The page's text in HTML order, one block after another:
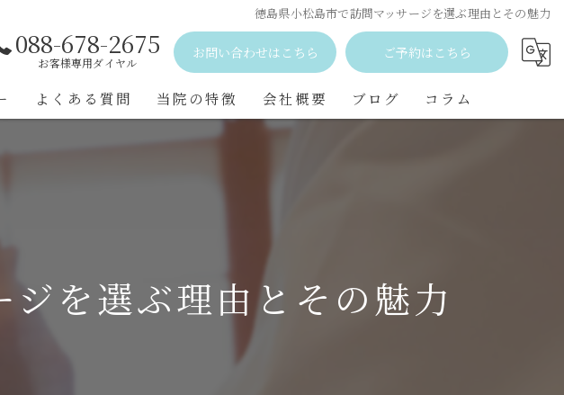
徳島県小松島市で訪問マッサージを選ぶ理由とその魅力
088-678-2675
お客様専用ダイヤル
お問い合わせはこちら ご予約はこちら
よくある質問 当院の特徴
北島町の訪問マッサージ
会社概要 ブログ コラム
を選ぶ理由とその魅力